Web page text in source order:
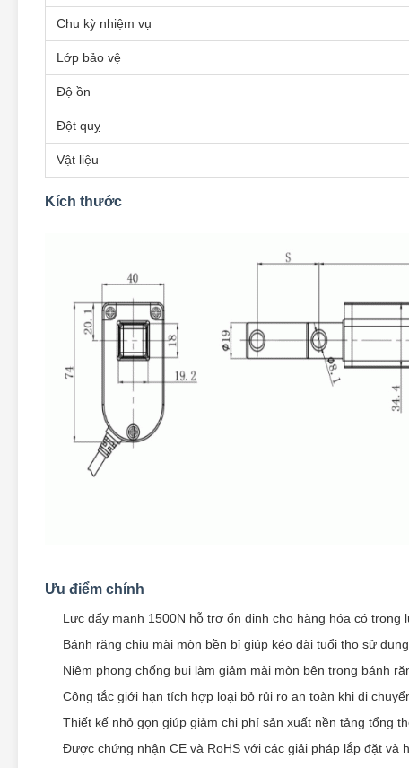
Chu kỳ nhiệm vụ
Lớp bảo vệ
Độ ồn
Đột quỵ
Vật liệu
Kích thước
Ưu điểm chính
Lực đẩy mạnh 1500N hỗ trợ ổn định cho hàng hóa có
Bánh răng chịu mài mòn bền bỉ giúp kéo dài tuổi thọ sử
Niêm phong chống bụi làm giảm mài mòn bên trong bánh
Công tắc giới hạn tích hợp loại bỏ rủi ro an toàn khi di
Thiết kế nhỏ gọn giúp giảm chi phí sản xuất nền tảng tổng
Được chứng nhận CE và RoHS với các giải pháp lắp đặt và